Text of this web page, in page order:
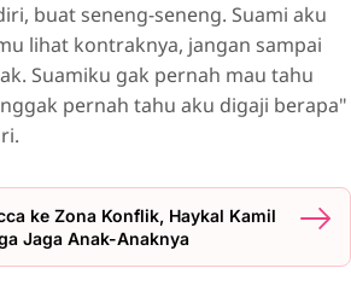
buat seneng-seneng. Suami aku
lihat kontraknya, jangan sampai
Suamiku gak pernah mau tahu
pernah tahu aku digaji berapa"
ke Zona Konflik, Haykal Kamil
Jaga Anak-Anaknya